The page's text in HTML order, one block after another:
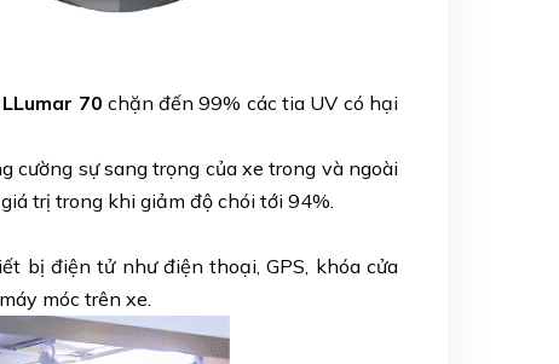
LLumar 70 chặn đến 99% các tia UV có hại
cường sự sang trọng của xe trong và ngoài
trị trong khi giảm độ chói tới 94%.
bị điện tử như điện thoại, GPS, khóa cửa
móc trên xe.